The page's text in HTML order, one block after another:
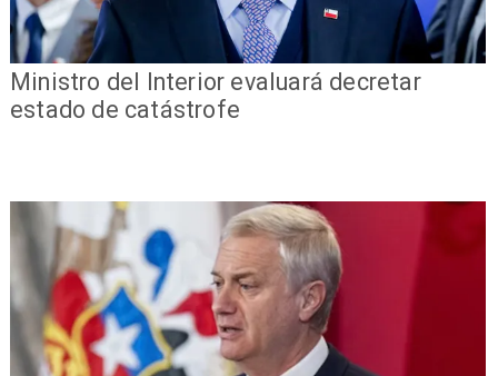
Ministro del Interior evaluará decretar
estado de catástrofe